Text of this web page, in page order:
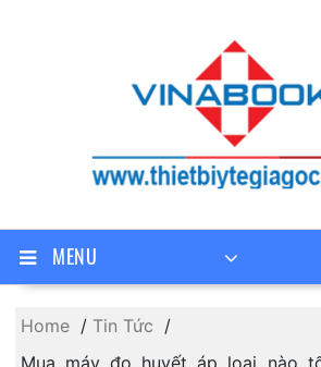
MENU
Home
Tin Tức
Mua máy đo huyết áp loại nào